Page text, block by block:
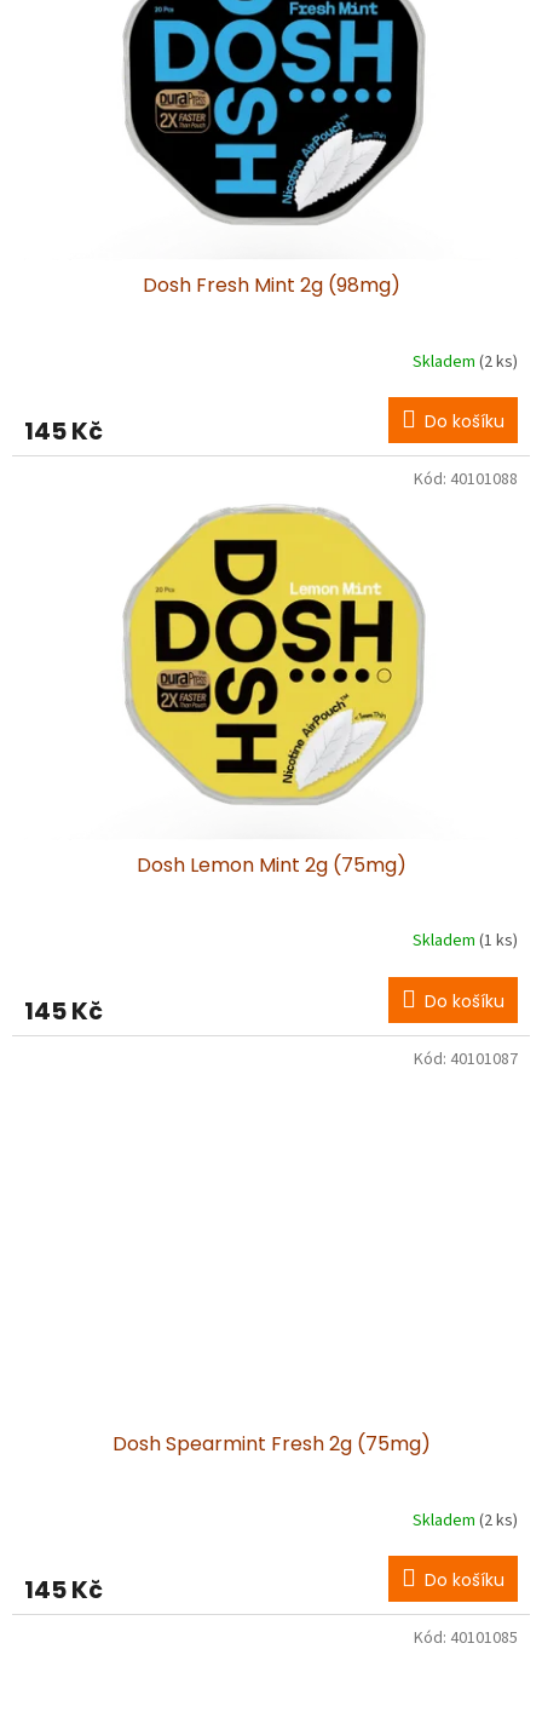
Dosh Fresh Mint 2g (98mg)
Skladem (2 ks)
145 Kč Do košíku
Dosh Lemon Mint 2g (75mg)
Skladem (1 ks)
145 Kč Do košíku
Kód: 40101088
Dosh Spearmint Fresh 2g (75mg)
Skladem (2 ks)
145 Kč Do košíku
Kód: 40101087
Kód: 40101085